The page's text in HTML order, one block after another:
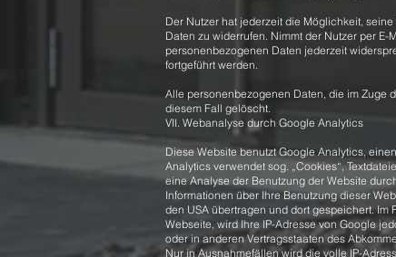
Der Nutzer hat jederzeit die Möglichkeit,
Daten zu widerrufen. Nimmt der Nutzer per
personenbezogenen Daten jederzeit
fortgeführt werden.
Alle personenbezogenen Daten, die im Zuge
diesem Fall gelöscht.
VII. Webanalyse durch Google Analytics
Diese Website benutzt Google Analytics,
Analytics verwendet sog. „Cookies“,
eine Analyse der Benutzung der Website
Informationen über Ihre Benutzung dieser
den USA übertragen und dort gespeichert.
Webseite, wird Ihre IP-Adresse von Google
oder in anderen Vertragsstaaten des
Nur in Ausnahmefällen wird die volle IP-